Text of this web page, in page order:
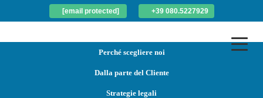
[email protected] +39 080.5227929
Perché scegliere noi
Dalla parte del Cliente
Strategie legali